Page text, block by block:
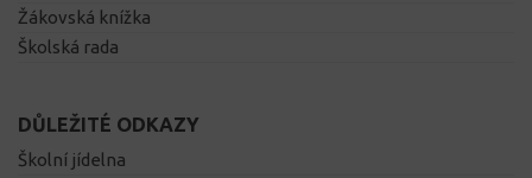
Žákovská knížka
Školská rada
DŮLEŽITÉ ODKAZY
Školní jídelna